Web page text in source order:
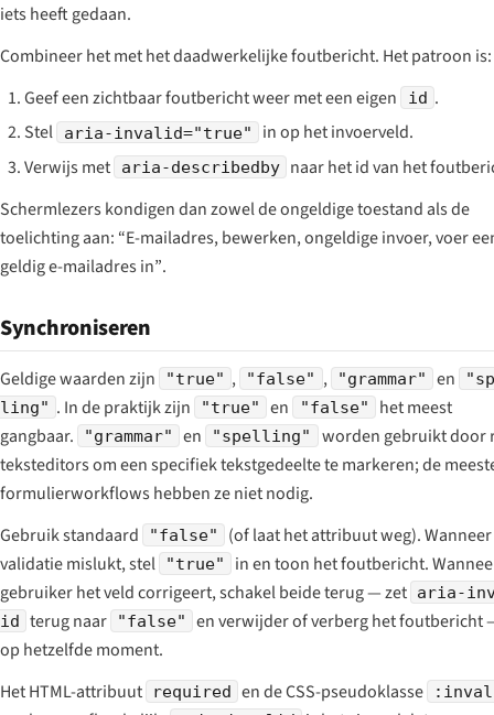
iets heeft gedaan.
Combineer het met het daadwerkelijke foutbericht. Het patroon is:
Geef een zichtbaar foutbericht weer met een eigen
id .
Stel
aria-invalid="true"
in op het invoerveld.
Verwijs met
aria-describedby
naar het id van het
Schermlezers kondigen dan zowel de ongeldige toestand als de
toelichting aan: “E-mailadres, bewerken, ongeldige invoer, voer
geldig e-mailadres in”.
Synchroniseren
Geldige waarden zijn "true" , "false" , "grammar" en
ling" . In de praktijk zijn "true" en "false"
het meest
gangbaar.
"grammar" en "spelling"
worden gebruikt door
teksteditors om een specifiek tekstgedeelte te markeren; de
formulierworkflows hebben ze niet nodig.
Gebruik standaard
"false"
(of laat het attribuut weg).
validatie mislukt, stel
"true"
in en toon het foutbericht.
gebruiker het veld corrigeert, schakel beide terug — zet aria-
id terug naar "false"
en verwijder of verberg het foutbericht
op hetzelfde moment.
Het HTML-attribuut
required en de CSS-pseudoklasse